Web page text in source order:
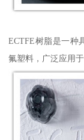
ECTFE树脂是一种
氟塑料，广泛应用